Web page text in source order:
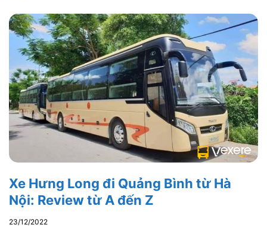
Xe Hưng Long đi Quảng Bình từ Hà
Nội: Review từ A đến Z
23/12/2022